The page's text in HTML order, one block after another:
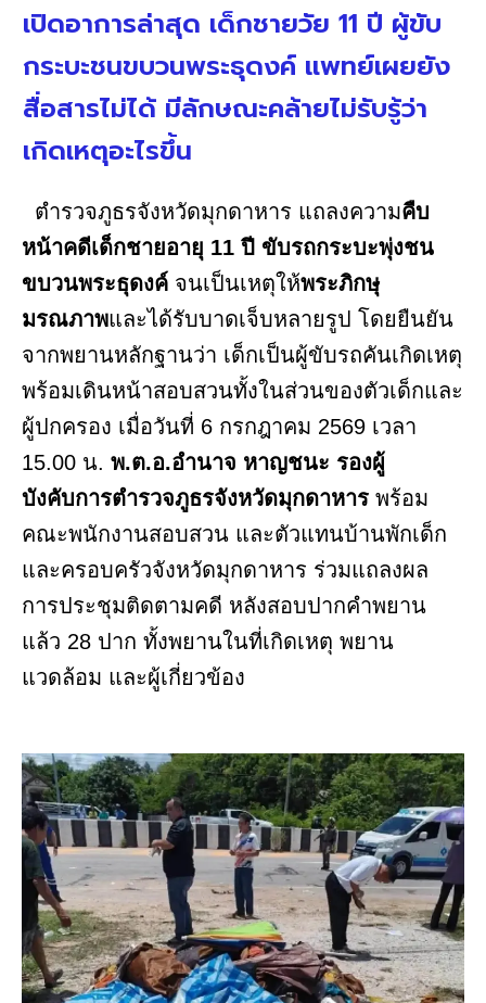
เปิดอาการล่าสุด เด็กชายวัย 11 ปี ผู้ขับ
กระบะชนขบวนพระธุดงค์ แพทย์เผยยัง
สื่อสารไม่ได้ มีลักษณะคล้ายไม่รับรู้ว่า
เกิดเหตุอะไรขึ้น
ตำรวจภูธรจังหวัดมุกดาหาร แถลงความคืบ
หน้าคดีเด็กชายอายุ 11 ปี ขับรถกระบะพุ่งชน
ขบวนพระธุดงค์ จนเป็นเหตุให้พระภิกษุ
มรณภาพและได้รับบาดเจ็บหลายรูป โดยยืนยัน
จากพยานหลักฐานว่า เด็กเป็นผู้ขับรถคันเกิดเหตุ
พร้อมเดินหน้าสอบสวนทั้งในส่วนของตัวเด็กและ
ผู้ปกครอง เมื่อวันที่ 6 กรกฎาคม 2569 เวลา
15.00 น. พ.ต.อ.อำนาจ หาญชนะ รองผู้
บังคับการตำรวจภูธรจังหวัดมุกดาหาร พร้อม
คณะพนักงานสอบสวน และตัวแทนบ้านพักเด็ก
และครอบครัวจังหวัดมุกดาหาร ร่วมแถลงผล
การประชุมติดตามคดี หลังสอบปากคำพยาน
แล้ว 28 ปาก ทั้งพยานในที่เกิดเหตุ พยาน
แวดล้อม และผู้เกี่ยวข้อง